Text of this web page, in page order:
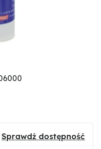
Sprawdź dostępność